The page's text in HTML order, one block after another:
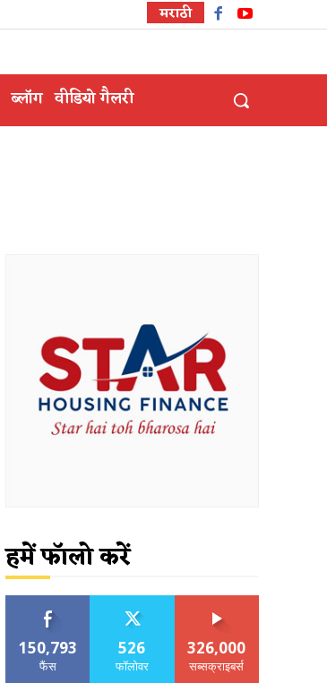
मराठी
ब्लॉग वीडियो गैलरी
हमें फॉलो करें
150,793
फैंस
526
फॉलोवर
326,000
सब्सक्राइबर्स